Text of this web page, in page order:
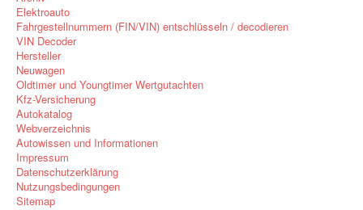
Elektroauto
Fahrgestellnummern (FIN/VIN) entschlüsseln / decodieren
VIN Decoder
Hersteller
Neuwagen
Oldtimer und Youngtimer Wertgutachten
Kfz-Versicherung
Autokatalog
Webverzeichnis
Autowissen und Informationen
Impressum
Datenschutzerklärung
Nutzungsbedingungen
Sitemap